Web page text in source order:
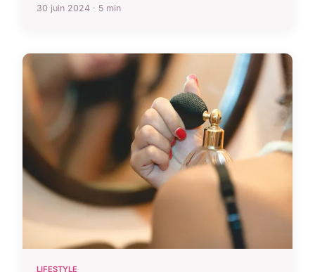
30 juin 2024 · 5 min
LIFESTYLE